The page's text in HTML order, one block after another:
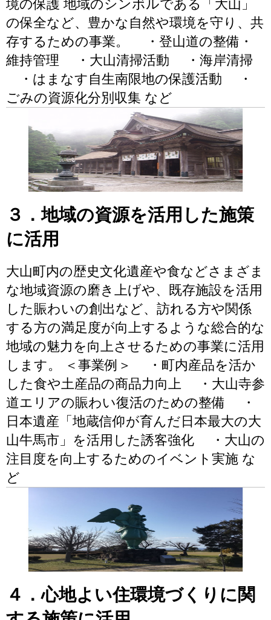
境の保護 地域のシンボルである「大山」
の保全など、豊かな自然や環境を守り、共
存するための事業。 ・登山道の整備・
維持管理 ・大山清掃活動 ・海岸清掃
・はまなす自生南限地の保護活動 ・
ごみの資源化分別収集 など
３．地域の資源を活用した施策
に活用
大山町内の歴史文化遺産や食などさまざま
な地域資源の磨き上げや、既存施設を活用
した賑わいの創出など、訪れる方や関係
する方の満足度が向上するような総合的な
地域の魅力を向上させるための事業に活用
します。 ＜事業例＞ ・町内産品を活か
した食や土産品の商品力向上 ・大山寺参
道エリアの賑わい復活のための整備 ・
日本遺産「地蔵信仰が育んだ日本最大の大
山牛馬市」を活用した誘客強化 ・大山の
注目度を向上するためのイベント実施 な
ど
４．心地よい住環境づくりに関